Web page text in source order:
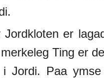
Jordkloten er
Ting er
i Jordi. Paa